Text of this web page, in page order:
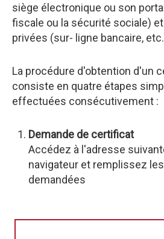
siège électronique ou son
fiscale ou la sécurité sociale)
privées (sur- ligne bancaire,
La procédure d'obtention d'un
consiste en quatre étapes
effectuées consécutivement :
Demande de certificat
Accédez à l'adresse
navigateur et remplissez
demandées